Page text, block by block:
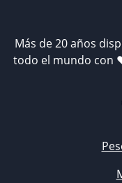
Más de 20 años
todo el mundo con